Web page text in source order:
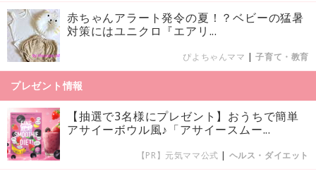
赤ちゃんアラート発令の夏！？ベビーの猛暑
対策にはユニクロ『エアリ...
ぴよちゃんママ |子育て・教育
プレゼント情報
【抽選で3名様にプレゼント】おうちで簡単
アサイーボウル風♪「アサイースムー...
【PR】元気ママ公式 | ヘルス・ダイエット